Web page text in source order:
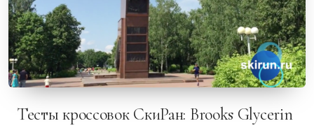
Тесты кроссовок СкиРан: Brooks Glycerin